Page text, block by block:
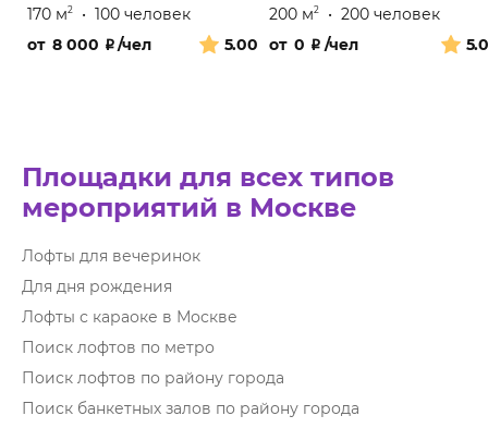
170 м2 • 100 человек
5.00
от8 000 ₽/чел
200 м2 • 200 человек
от0 ₽ /чел
Площадки для всех типов
мероприятий в Москве
Лофты для вечеринок
Для дня рождения
Лофты с караоке в Москве
Поиск лофтов по метро
Поиск лофтов по району города
Поиск банкетных залов по району города